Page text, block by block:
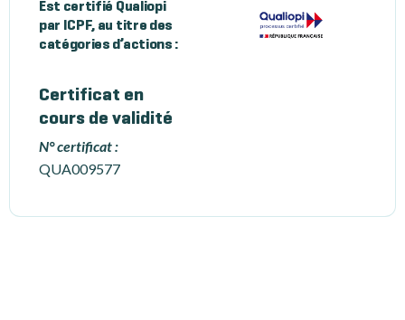
Est certifié Qualiopi
par ICPF, au titre des
catégories d’actions :
Certificat en
cours de validité
N° certificat :
QUA009577